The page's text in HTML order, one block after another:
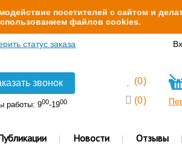
посетителей с сайтом и
файлов cookies.
статус заказа
звонок
работы: 900-1900
(0)
(0)
Новости Отзывы